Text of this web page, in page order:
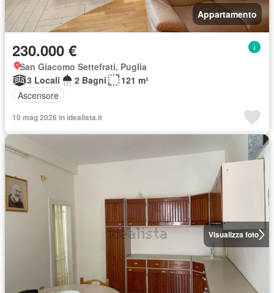
Appartamento
230.000 €
San Giacomo Settefrati, Puglia
3 Locali
2 Bagni
121 m²
Ascensore
10 mag 2026 in idealista.it
Visualizza foto